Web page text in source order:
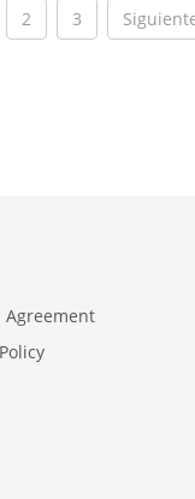
2 3
Agreement